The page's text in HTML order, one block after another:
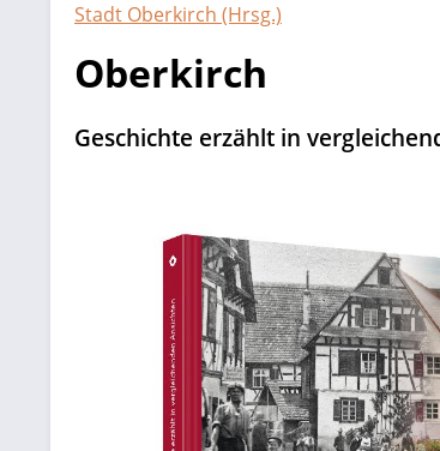
Stadt Oberkirch (Hrsg.)
Oberkirch
Geschichte erzählt in